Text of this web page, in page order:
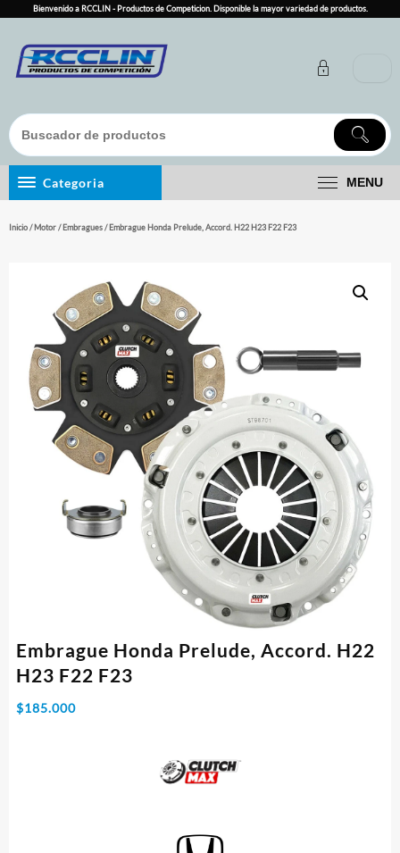
content
Bienvenido a RCCLIN - Productos de Competicion. Disponible la mayor variedad de productos.
Categoria MENU
Inicio/Motor/Embragues/ Embrague Honda Prelude, Accord. H22 H23 F22 F23
Embrague Honda Prelude, Accord. H22
H23 F22 F23
$185.000